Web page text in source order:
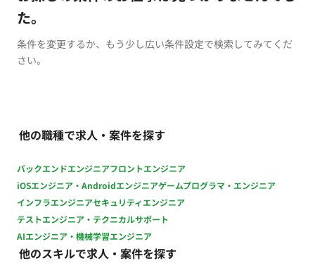
た。
条件を変更するか、もう少し広い条件設定で検索してみてくだ
さい。
他の職種で求人・案件を探す
バックエンドエンジニアフロントエンジニア
iOSエンジニア・Androidエンジニアゲームプログラマ・エンジニア
インフラエンジニアセキュリティエンジニア
テストエンジニア・テクニカルサポート
AIエンジニア・機械学習エンジニア
他のスキルで求人・案件を探す